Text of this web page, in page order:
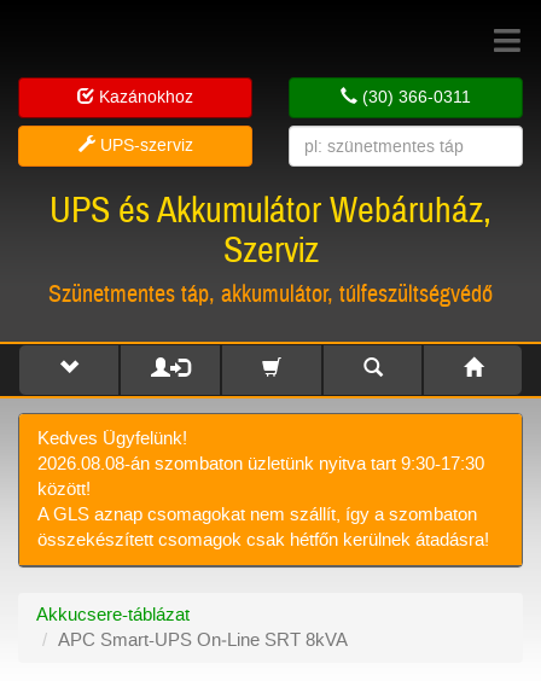
Toggle
Kazánokhoz
UPS-szerviz
(30) 366-0311
UPS és Akkumulátor Webáruház,
Szerviz
Szünetmentes táp, akkumulátor, túlfeszültségvédő
Kedves Ügyfelünk!
2026.08.08-án szombaton üzletünk nyitva tart 9:30-17:30
között!
A GLS aznap csomagokat nem szállít, így a szombaton
összekészített csomagok csak hétfőn kerülnek átadásra!
Akkucsere-táblázat
APC Smart-UPS On‑Line SRT 8kVA